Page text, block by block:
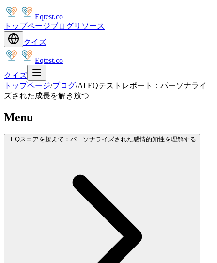
Eqtest.co
トップページブログリソース
クイズ
Eqtest.co
クイズ
トップページ/ブログ/AI EQテストレポート：パーソナライ
ズされた成長を解き放つ
Menu
EQスコアを超えて：パーソナライズされた感情的知性を理解する